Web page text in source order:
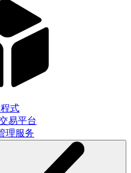
式
易平台
理服务